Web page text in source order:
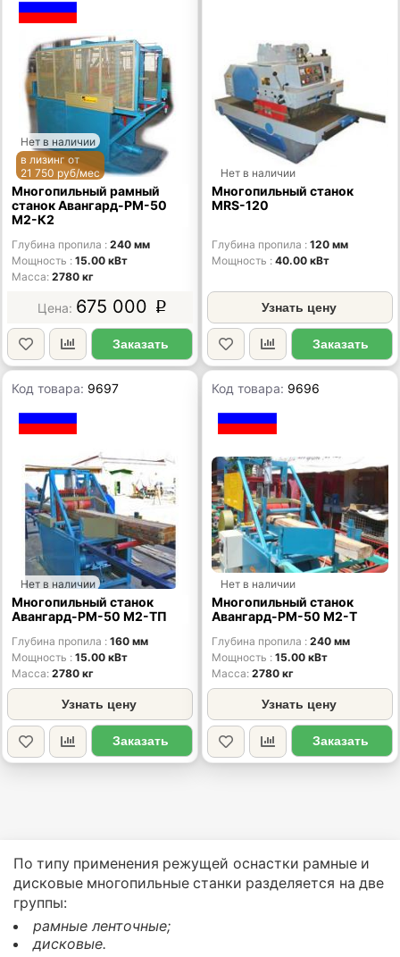
Нет в наличии
в лизинг от
21 750 руб/мес
Многопильный рамный
станок Авангард-РM-50
М2-К2
Глубина пропила
240 мм
Мощность
15.00 кВт
Масса 2780 кг
675 000 p
Заказать
Нет в наличии
Многопильный станок
MRS-120
Глубина пропила
120 мм
Мощность
40.00 кВт
Узнать цену
Заказать
Код товара: 9697
Нет в наличии
Многопильный станок
Авангард-РM-50 М2-ТП
Глубина пропила
160 мм
Мощность
15.00 кВт
Масса 2780 кг
Узнать цену
Заказать
Код товара: 9696
Нет в наличии
Многопильный станок
Авангард-РM-50 М2-Т
Глубина пропила
240 мм
Мощность
15.00 кВт
Масса 2780 кг
Узнать цену
Заказать
По типу применения режущей оснастки рамные и
дисковые многопильные станки разделяется на две
группы:
рамные ленточные;
дисковые.